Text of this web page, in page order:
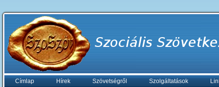
Címlap Hírek Szövetségről Szolgáltatások